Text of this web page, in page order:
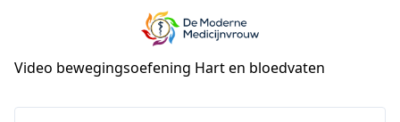
Video bewegingsoefening Hart en bloedvaten